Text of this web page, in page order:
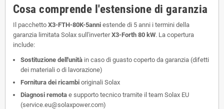
Cosa comprende l'estensione di garanzia
Il pacchetto X3-FTH-80K-5anni estende di 5 anni i termini della
garanzia limitata Solax sull'inverterX3-Forth 80 kW. La copertura
include:
Sostituzione dell'unità in caso di guasto coperto da garanzia (difetti
dei materiali o di lavorazione)
Fornitura dei ricambi originali Solax
Diagnosi remota e supporto tecnico tramite il team Solax EU
(service.eu@solaxpower.com)